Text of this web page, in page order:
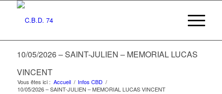
10/05/2026 – SAINT-JULIEN – MEMORIAL LUCAS
VINCENT
Vous êtes ici : Accueil / Infos CBD /
10/05/2026 – SAINT-JULIEN – MEMORIAL LUCAS VINCENT